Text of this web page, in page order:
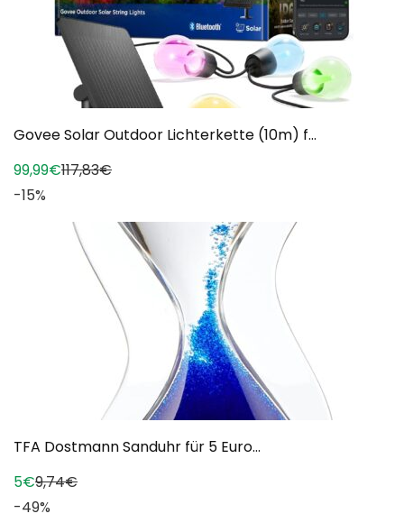
Govee Solar Outdoor Lichterkette (10m) f...
99,99€117,83€
-15%
TFA Dostmann Sanduhr für 5 Euro...
5€9,74€
-49%